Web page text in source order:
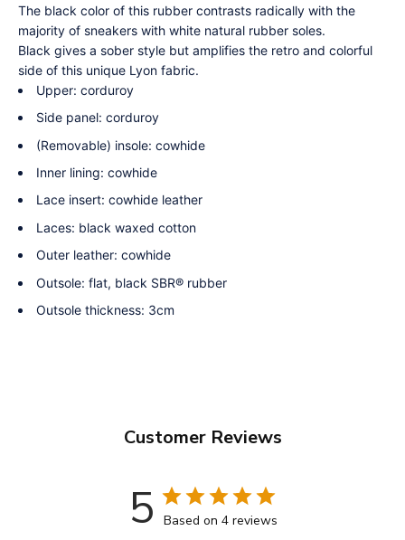
The black color of this rubber contrasts radically with the
majority of sneakers with white natural rubber soles.
Black gives a sober style but amplifies the retro and colorful
side of this unique Lyon fabric.
Upper: corduroy
Side panel: corduroy
(Removable) insole: cowhide
Inner lining: cowhide
Lace insert: cowhide leather
Laces: black waxed cotton
Outer leather: cowhide
Outsole: flat, black SBR® rubber
Outsole thickness: 3cm
Customer Reviews
5 Based on 4 reviews